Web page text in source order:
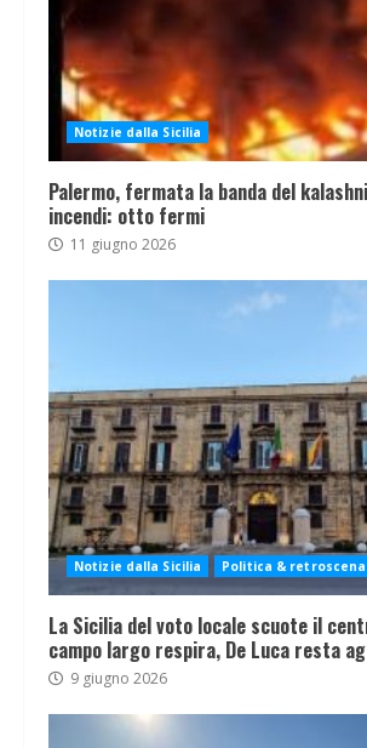
Notizie dalla Sicilia
Palermo, fermata la banda del
incendi: otto fermi
11 giugno 2026
Notizie dalla Sicilia Politica & retroscena
La Sicilia del voto locale scuote il
campo largo respira, De Luca resta
9 giugno 2026